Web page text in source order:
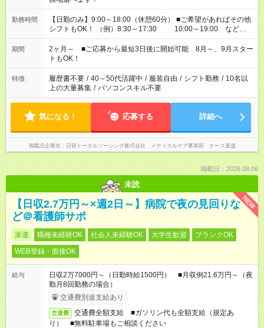
勤務時間
【日勤のみ】9:00～18:00（休憩60分） ■ご希望があればその他
シフトもOK！ （例）8:30～17:30 10:00～19:00 など
「家族とお休みを合わせたい」 「できれば残業はしたくない」
など、あなたのご希望に沿ったお仕事をご紹介します！ ※Wワ
ーク希望の方へ 今ご覧のお仕事で希望する勤務時間と、もう1つ
のお仕事の勤務時間。 合計で週40時間を超える場合は応募でき
ません
期間
2ヶ月～ ■ご応募から最短3日後に開始可能 8月～、9月スター
トもOK！
特徴 履歴書不要 / 40～50代活躍中 / 服装自由 / シフト勤務 / 10名以
上の大量募集 / パソコンスキル不要
気になる！ 応募する 詳細へ
掲載元企業名 日研トータルソーシング株式会社 メディカルケア事業部 ナース派遣
掲載日：2026.08.06
未読
NEW
【日収2.7万円～×週2日～】病院で夜の見回りな
ど＠看護師サポ
派遣 職種未経験OK 社会人未経験OK 大学生歓迎
ブランクOK
WEB登録・面接OK
給与
日収2万7000円～（日勤時給1500円） ■月収例21.6万円～（夜
勤月8回勤務の場合）
交通費別途支給あり
交通費
交通費全額支給 ■ガソリン代も全額支給（規定あ
り） ■無料駐車場もご相談ください